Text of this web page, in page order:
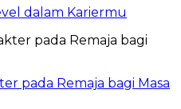
dalam Kariermu
pada Remaja bagi Masa